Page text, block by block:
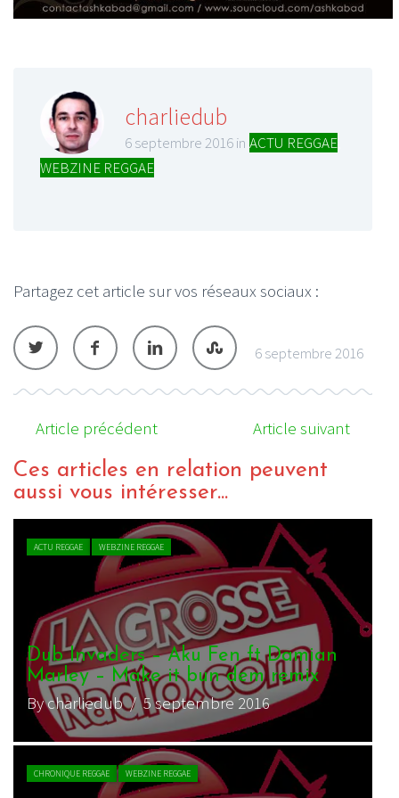
charliedub
6 septembre 2016 in ACTU REGGAE
WEBZINE REGGAE
Partagez cet article sur vos réseaux sociaux :
6 septembre 2016
Article précédent Article suivant
Ces articles en relation peuvent
aussi vous intéresser...
ACTU REGGAE WEBZINE REGGAE
Dub Invaders – Aku Fen ft Damian
Marley – Make it bun dem remix
By charliedub/ 5 septembre 2016
CHRONIQUE REGGAE WEBZINE REGGAE